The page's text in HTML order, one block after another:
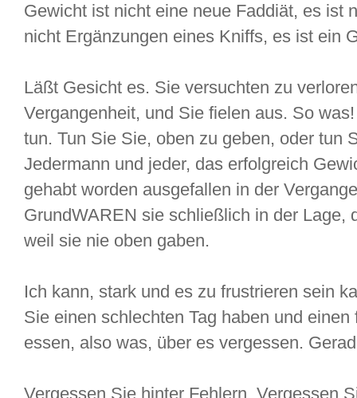
Gewicht ist nicht eine neue Faddiät, es ist
nicht Ergänzungen eines Kniffs, es ist ein
Läßt Gesicht es. Sie versuchten zu
Vergangenheit, und Sie fielen aus. So
tun. Tun Sie Sie, oben zu geben, oder tun
Jedermann und jeder, das erfolgreich
gehabt worden ausgefallen in der
GrundWAREN sie schließlich in der Lage,
weil sie nie oben gaben.
Ich kann, stark und es zu frustrieren sein
Sie einen schlechten Tag haben und
essen, also was, über es vergessen.
Vergessen Sie hinter Fehlern. Vergessen